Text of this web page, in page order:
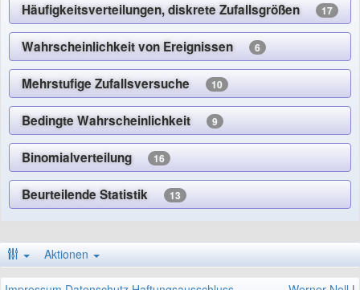
Häufigkeitsverteilungen, diskrete Zufallsgrößen 17
Wahrscheinlichkeit von Ereignissen 6
Mehrstufige Zufallsversuche 10
Bedingte Wahrscheinlichkeit 9
Binomialverteilung 16
Beurteilende Statistik 13
Aktionen